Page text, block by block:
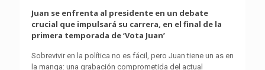
Juan se enfrenta al presidente en un debate
crucial que impulsará su carrera, en el final de la
primera temporada de ‘Vota Juan’
Sobrevivir en la política no es fácil, pero Juan tiene un as en
la manga: una grabación comprometida del actual